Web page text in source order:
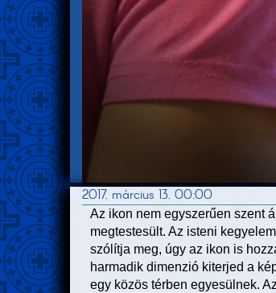
2017. március 13. 00:00
Az ikon nem egyszerűen szent
megtestesült. Az isteni
szólítja meg, úgy az ikon is
harmadik dimenzió kiterjed a
egy közös térben egyesülnek.